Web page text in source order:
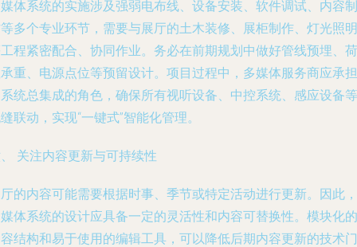
体系统的实施涉及强弱电布线、设备安装、软件调试、内容制
多个专业环节，需要与展厅的土木装修、展柜制作、灯光照明
程紧密配合、协同作业。务必在前期规划中做好管线预埋、荷
重、电源点位等预留设计。项目过程中，多媒体服务商应承担
统总集成的角色，确保所有视听设备、中控系统、感应设备等
联动，实现“一键式”智能化管理。
关注内容更新与可持续性
的内容可能需要根据时事、季节或特定活动进行更新。因此，
体系统的设计应具备一定的灵活性和内容可替换性。模块化的
结构和易于使用的编辑工具，可以降低后期内容更新的技术门